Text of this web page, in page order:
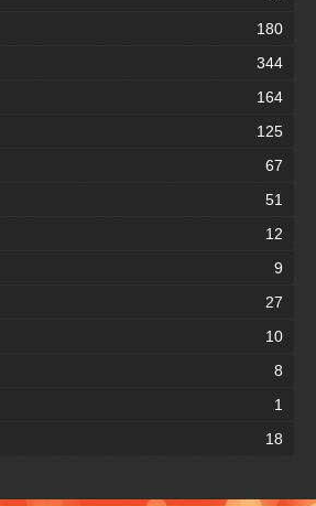
180
344
164
125
67
51
12
9
27
10
8
1
18